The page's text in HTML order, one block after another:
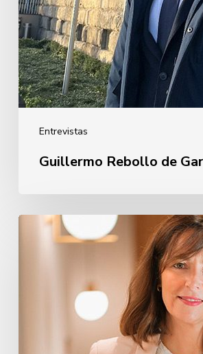
Entrevistas
Guillermo Rebollo de
Oihane
Eguiguren